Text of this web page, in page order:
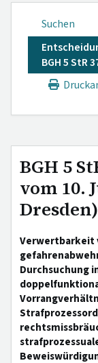
Suchen
BGH 5 StR
BGH 5
vom 10.
Dresden)
Verwertbarkeit
Durchsuchung